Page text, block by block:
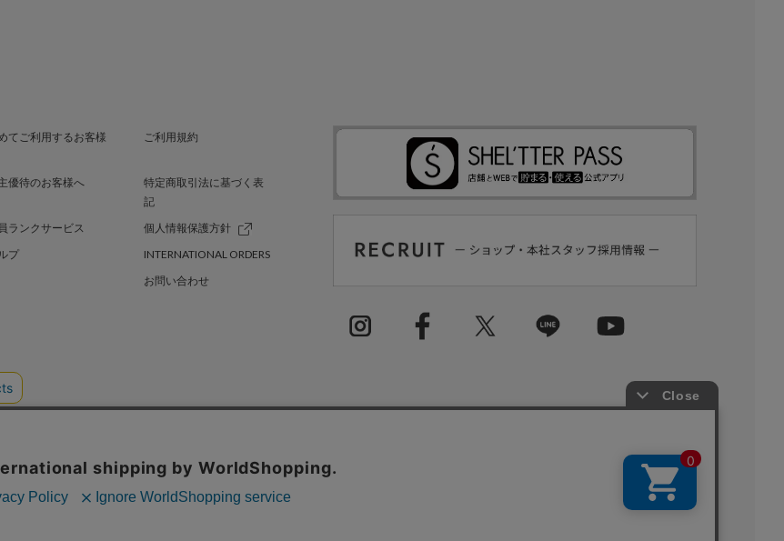
てご利用するお客様
ご利用規約
優待のお客様へ
特定商取引法に基づく表
記
ランクサービス
個人情報保護方針
プ
INTERNATIONAL ORDERS
お問い合わせ
採用情報